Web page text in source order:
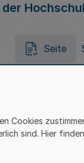
Seite
– LADG
Seite
Cookies
sind. Hier